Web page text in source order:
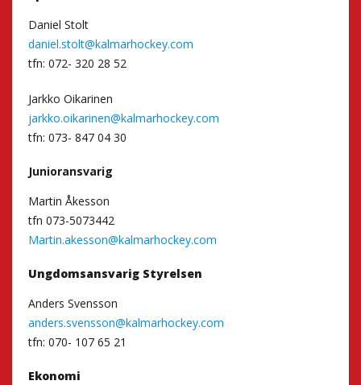
Daniel Stolt
daniel.stolt@kalmarhockey.com
tfn: 072- 320 28 52
Jarkko Oikarinen
jarkko.oikarinen@kalmarhockey.com
tfn: 073- 847 04 30
Junioransvarig
Martin Åkesson
tfn 073-5073442
Martin.akesson@kalmarhockey.com
Ungdomsansvarig Styrelsen
Anders Svensson
anders.svensson@kalmarhockey.com
tfn: 070- 107 65 21
Ekonomi